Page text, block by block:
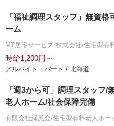
「福祉調理スタッフ」無資
ーム
MT居宅サービス 株式会社/住宅型有
時給1,200円～
アルバイト・パート / 北海道
「週3から可」調理スタッフ/
老人ホーム/社会保障完備
有限会社緑風会/住宅型有料老人ホー